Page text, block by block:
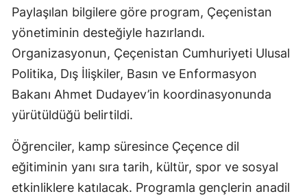
Paylaşılan bilgilere göre program, Çeçenistan
yönetiminin desteğiyle hazırlandı.
Organizasyonun, Çeçenistan Cumhuriyeti Ulusal
Politika, Dış İlişkiler, Basın ve Enformasyon
Bakanı Ahmet Dudayev’in koordinasyonunda
yürütüldüğü belirtildi.
Öğrenciler, kamp süresince Çeçence dil
eğitiminin yanı sıra tarih, kültür, spor ve sosyal
etkinliklere katılacak. Programla gençlerin anadil